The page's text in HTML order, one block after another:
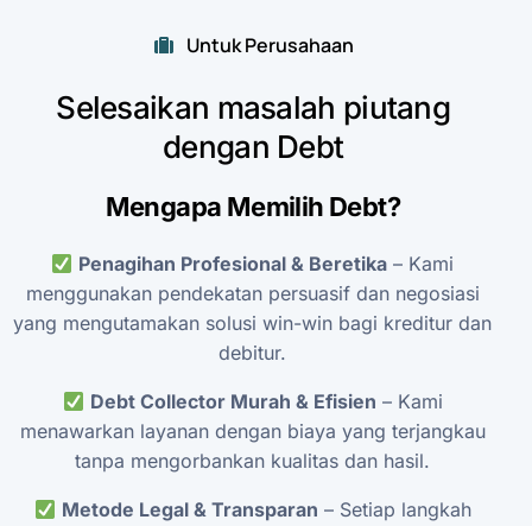
Untuk Perusahaan
Selesaikan masalah piutang
dengan Debt
Mengapa Memilih Debt?
Penagihan Profesional & Beretika – Kami
menggunakan pendekatan persuasif dan negosiasi
yang mengutamakan solusi win-win bagi kreditur dan
debitur.
Debt Collector Murah & Efisien – Kami
menawarkan layanan dengan biaya yang terjangkau
tanpa mengorbankan kualitas dan hasil.
Metode Legal & Transparan – Setiap langkah